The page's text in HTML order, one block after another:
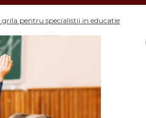
grila pentru specialistii in educatie